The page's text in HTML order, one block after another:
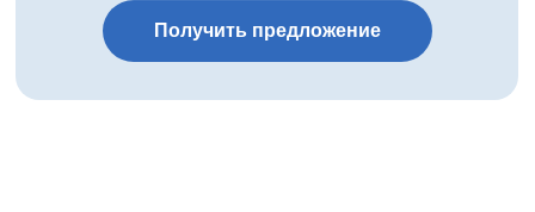
Получить предложение